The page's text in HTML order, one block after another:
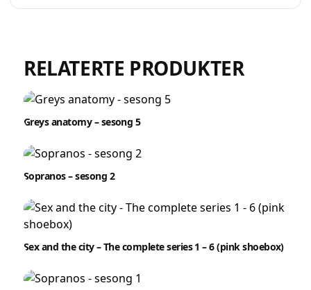
RELATERTE PRODUKTER
Greys anatomy – sesong 5
Sopranos – sesong 2
Sex and the city – The complete series 1 – 6 (pink shoebox)
Lukk vinduet